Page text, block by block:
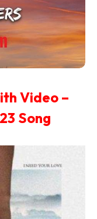
Video –
Song